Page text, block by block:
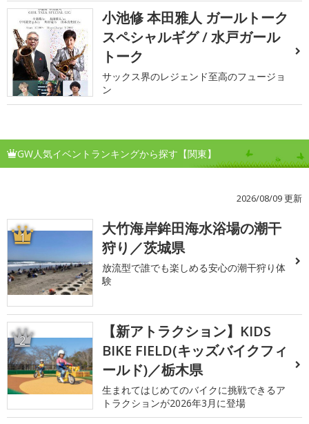
小池修 本田雅人 ガールトーク
スペシャルギグ / 水戸ガール
トーク
サックス界のレジェンド至高のフュージョ
ン
GW人気イベントランキングから探す【関東】
2026/08/09 更新
1
大竹海岸鉾田海水浴場の潮干
狩り／茨城県
放流型で誰でも楽しめる安心の潮干狩り体
験
2
【新アトラクション】KIDS
BIKE FIELD(キッズバイクフィ
ールド)／栃木県
生まれてはじめてのバイクに挑戦できるア
トラクションが2026年3月に登場